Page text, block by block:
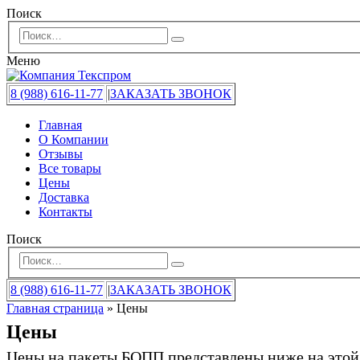
Поиск
Меню
8 (988) 616-11-77 |ЗАКАЗАТЬ ЗВОНОК
Главная
О Компании
Отзывы
Все товары
Цены
Доставка
Контакты
Поиск
8 (988) 616-11-77 |ЗАКАЗАТЬ ЗВОНОК
Главная страница » Цены
Цены